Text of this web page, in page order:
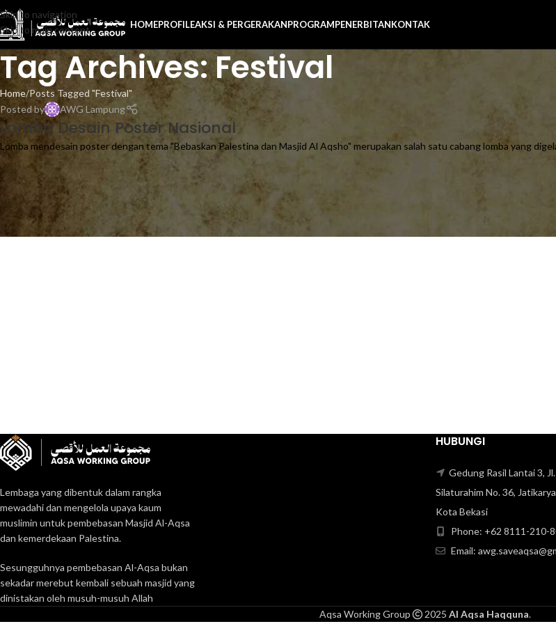
Skip to navigation
Skip to main content
HOMEPROFILEAKSI & PERGERAKANPROGRAMPENERBITANKONTAK
Tag Archives: Festival
Home Posts Tagged "Festival"
Posted by
AWG Lampung
Lomba Desain Poster Nasional
Lomba mendesain poster dengan tema "Bebaskan Palestina dan Masjid Al Aqsho" merupakan salah satu cabang lomba yang
Lembaga yang dibentuk dalam rangka
mewadahi dan mengelola upaya kaum
muslimin untuk pembebasan Masjid Al-Aqsa
dan kemerdekaan Palestina.
Sesungguhnya pembebasan Al-Aqsa bukan
sekadar merebut kembali sebuah masjid yang
dinistakan oleh musuh-musuh Allah
HUBUNGI
Gedung Rasil Lantai 3,
Silaturahim No. 36,
Kota Bekasi
Phone: +62 8111-210-
Email:
Aqsa Working Group 2025 Al Aqsa Haqquna.